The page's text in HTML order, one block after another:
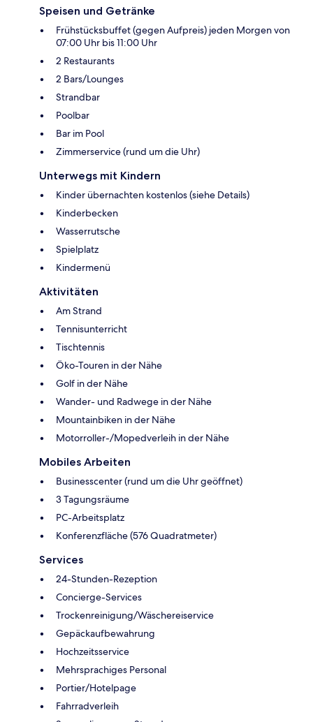
Speisen und Getränke
Frühstücksbuffet (gegen Aufpreis) jeden Morgen von
07:00 Uhr bis 11:00 Uhr
2 Restaurants
2 Bars/Lounges
Strandbar
Poolbar
Bar im Pool
Zimmerservice (rund um die Uhr)
Unterwegs mit Kindern
Kinder übernachten kostenlos (siehe Details)
Kinderbecken
Wasserrutsche
Spielplatz
Kindermenü
Aktivitäten
Am Strand
Tennisunterricht
Tischtennis
Öko-Touren in der Nähe
Golf in der Nähe
Wander- und Radwege in der Nähe
Mountainbiken in der Nähe
Motorroller-/Mopedverleih in der Nähe
Mobiles Arbeiten
Businesscenter (rund um die Uhr geöffnet)
3 Tagungsräume
PC-Arbeitsplatz
Konferenzfläche (576 Quadratmeter)
Services
24-Stunden-Rezeption
Concierge-Services
Trockenreinigung/Wäschereiservice
Gepäckaufbewahrung
Hochzeitsservice
Mehrsprachiges Personal
Portier/Hotelpage
Fahrradverleih